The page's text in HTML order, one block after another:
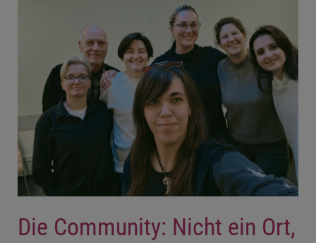
Die Community: Nicht ein Ort,